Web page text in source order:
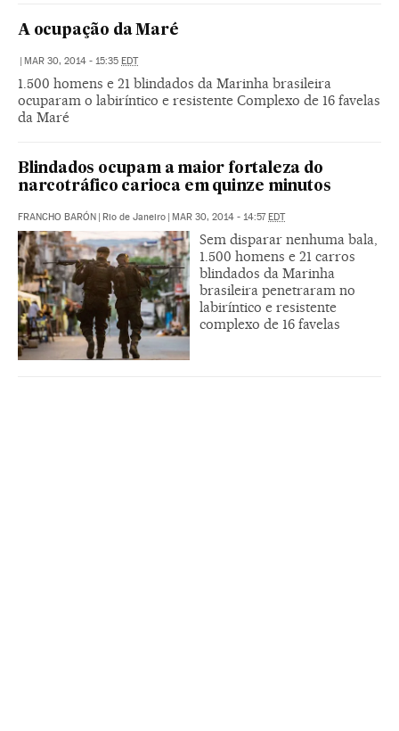
A ocupação da Maré
| MAR 30, 2014 - 15:35 EDT
1.500 homens e 21 blindados da Marinha brasileira
ocuparam o labiríntico e resistente Complexo de 16 favelas
da Maré
Blindados ocupam a maior fortaleza do
narcotráfico carioca em quinze minutos
FRANCHO BARÓN | Rio de Janeiro | MAR 30, 2014 - 14:57EDT
Sem disparar nenhuma bala,
1.500 homens e 21 carros
blindados da Marinha
brasileira penetraram no
labiríntico e resistente
complexo de 16 favelas